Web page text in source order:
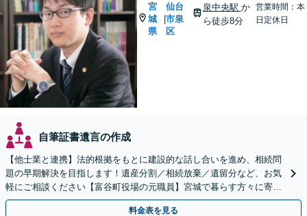
宮
城
県
仙台
市泉
区
泉中央駅 か
ら徒歩8分
営業時間：本
日定休日
自筆証書遺言の作成
【他士業と連携】法的根拠をもとに建設的な話し合いを進め、相続問
題の早期解決を目指します！遺産分割／相続放棄／遺留分など、お気
軽にご相談ください【富谷町役場の元職員】宮城で暮らす方々に寄り
添う、敷居の低い事務所です【無料駐車場あり】
料金表を見る